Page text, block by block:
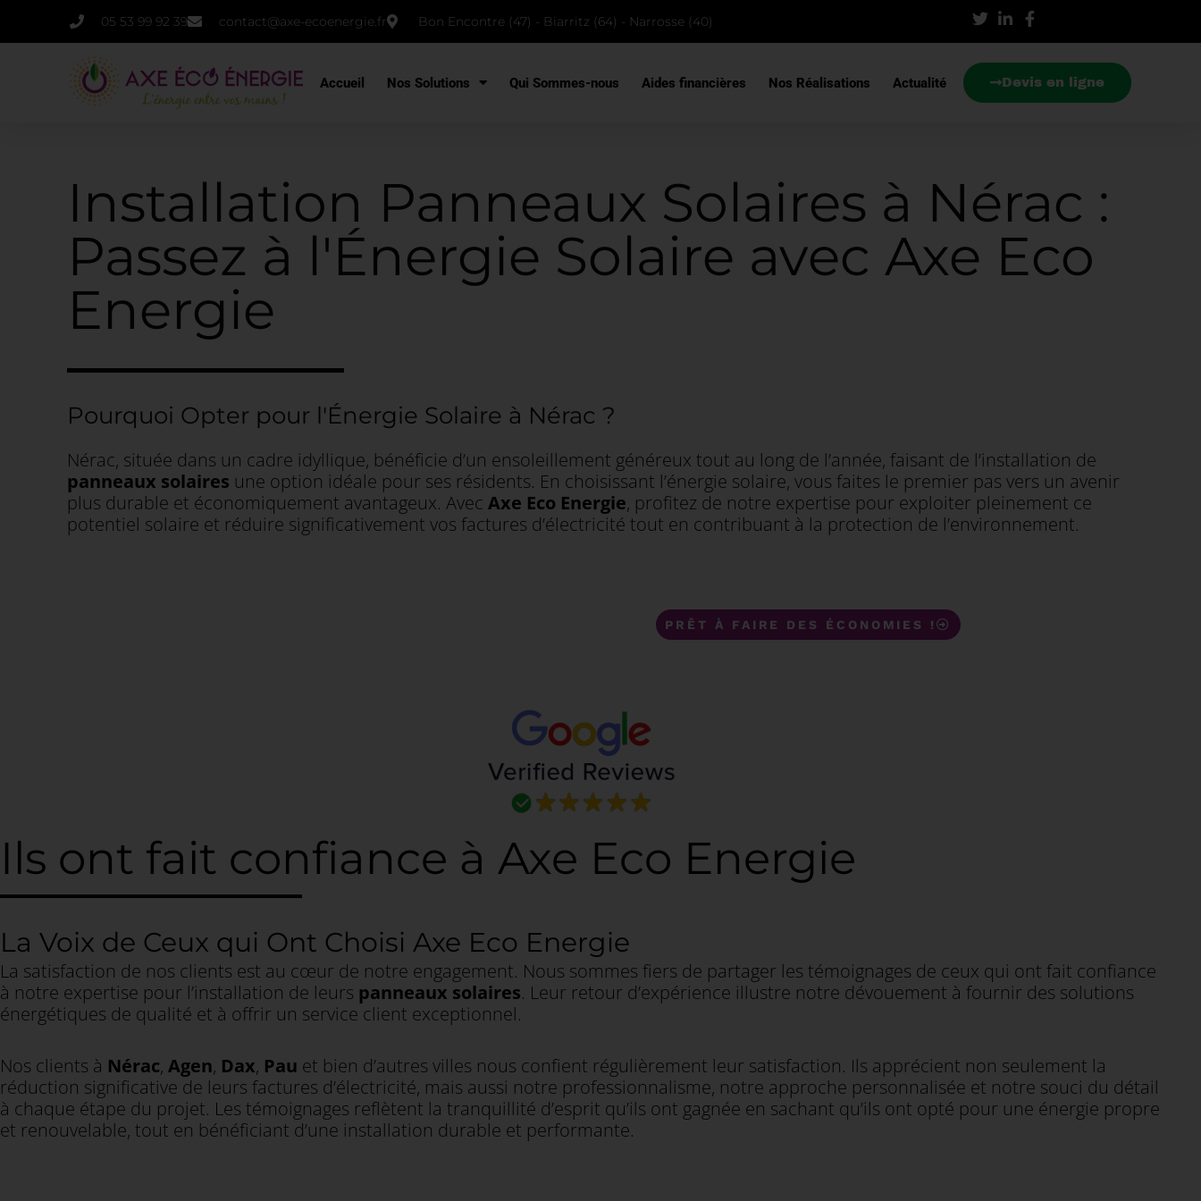
05 53 99 92 39 contact@axe-ecoenergie.fr Bon Encontre (47) - Biarritz (64) - Narrosse (40)
Accueil Nos Solutions Qui Sommes-nous Aides financières Nos Réalisations Actualité Devis en ligne
Installation Panneaux Solaires à Nérac :
Passez à l'Énergie Solaire avec Axe Eco
Energie
Pourquoi Opter pour l'Énergie Solaire à Nérac ?
Nérac, située dans un cadre idyllique, bénéficie d’un ensoleillement généreux tout au long de l’année, faisant de l’installation de
panneaux solaires une option idéale pour ses résidents. En choisissant l’énergie solaire, vous faites le premier pas vers un avenir
plus durable et économiquement avantageux. Avec Axe Eco Energie, profitez de notre expertise pour exploiter pleinement ce
potentiel solaire et réduire significativement vos factures d’électricité tout en contribuant à la protection de l’environnement.
PRÊT À FAIRE DES ÉCONOMIES !
Ils ont fait confiance à Axe Eco Energie
La Voix de Ceux qui Ont Choisi Axe Eco Energie
La satisfaction de nos clients est au cœur de notre engagement. Nous sommes fiers de partager les témoignages de ceux qui ont fait confiance
à notre expertise pour l’installation de leurs panneaux solaires. Leur retour d’expérience illustre notre dévouement à fournir des solutions
énergétiques de qualité et à offrir un service client exceptionnel.
Nos clients à Nérac, Agen, Dax, Pau et bien d’autres villes nous confient régulièrement leur satisfaction. Ils apprécient non seulement la
réduction significative de leurs factures d’électricité, mais aussi notre professionnalisme, notre approche personnalisée et notre souci du détail
à chaque étape du projet. Les témoignages reflètent la tranquillité d’esprit qu’ils ont gagnée en sachant qu’ils ont opté pour une énergie propre
et renouvelable, tout en bénéficiant d’une installation durable et performante.